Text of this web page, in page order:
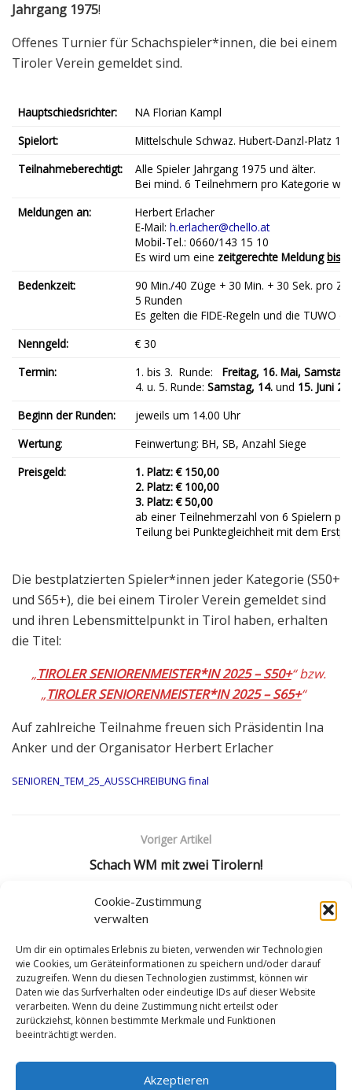
Cookie-Zustimmung
verwalten
Um dir ein optimales Erlebnis zu bieten, verwenden wir Technologien
wie Cookies, um Geräteinformationen zu speichern und/oder darauf
zuzugreifen. Wenn du diesen Technologien zustimmst, können wir
Daten wie das Surfverhalten oder eindeutige IDs auf dieser Website
verarbeiten. Wenn du deine Zustimmung nicht erteilst oder
zurückziehst, können bestimmte Merkmale und Funktionen
beeinträchtigt werden.
Akzeptieren
Jahrgang 1975!
Offenes Turnier für Schachspieler*innen, die bei einem
Tiroler Verein gemeldet sind.
Hauptschiedsrichter:
NA Florian Kampl
Spielort:
Mittelschule Schwaz. Hubert-Danzl-Platz 1,
Teilnahmeberechtigt:
Alle Spieler Jahrgang 1975 und älter.
Bei mind. 6 Teilnehmern pro Kategorie
Meldungen an:
Herbert Erlacher
E-Mail: h.erlacher@chello.at
Mobil-Tel.: 0660/143 15 10
Es wird um eine zeitgerechte Meldungbis
Bedenkzeit:
90 Min./40 Züge + 30 Min. + 30 Sek. pro
5 Runden
Es gelten die FIDE-Regeln und die TUWO
Nenngeld:
€ 30
Termin:
1. bis 3. Runde: Freitag, 16. Mai,
4. u. 5. Runde: Samstag, 14. und 15. Juni
Beginn der Runden:
jeweils um 14.00 Uhr
Wertung:
Feinwertung: BH, SB, Anzahl Siege
Preisgeld:
1. Platz: € 150,00
2. Platz: € 100,00
3. Platz: € 50,00
ab einer Teilnehmerzahl von 6 Spielern
Teilung bei Punktegleichheit mit dem
Die bestplatzierten Spieler*innen jeder Kategorie (S50+
und S65+), die bei einem Tiroler Verein gemeldet sind
und ihren Lebensmittelpunkt in Tirol haben, erhalten
die Titel:
„TIROLER SENIORENMEISTER*IN 2025 – S50+“ bzw.
„TIROLER SENIORENMEISTER*IN 2025 – S65+“
Auf zahlreiche Teilnahme freuen sich Präsidentin Ina
Anker und der Organisator Herbert Erlacher
SENIOREN_TEM_25_AUSSCHREIBUNG final
Voriger Artikel
Schach WM mit zwei Tirolern!
Nächster Artikel
Österreichs Seniorenteam zur Halbzeit sehr
Impressum Datenschutzerklärung Cookie-Richtlinie (EU)